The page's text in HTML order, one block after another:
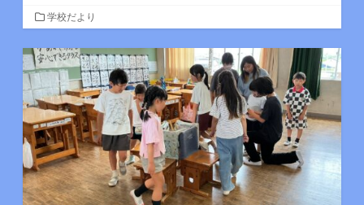
カ
テ
ゴ
リ
ー
学校だより